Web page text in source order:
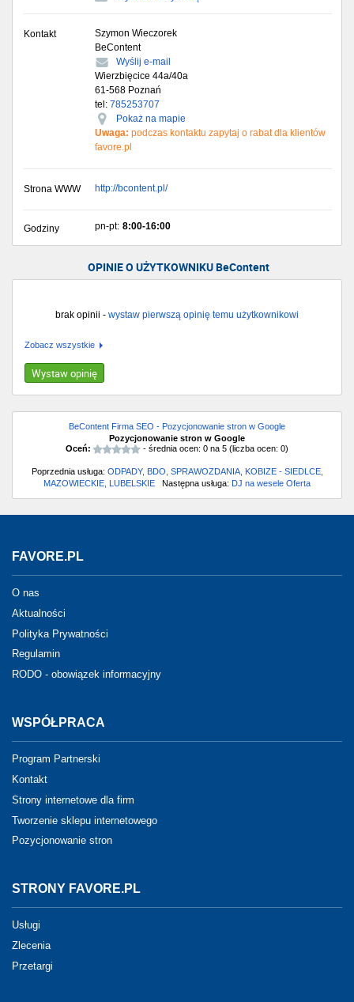
Kontakt
Szymon Wieczorek
BeContent
Wyślij e-mail
Wierzbięcice 44a/40a
61-568 Poznań
tel: 785253707
Pokaż na mapie
Uwaga: podczas kontaktu zapytaj o rabat dla klientów
favore.pl
Strona WWW http://bcontent.pl/
Godziny pn-pt: 8:00-16:00
OPINIE O UŻYTKOWNIKU BeContent
brak opinii - wystaw pierwszą opinię temu użytkownikowi
Zobacz wszystkie
Wystaw opinię
BeContent Firma SEO - Pozycjonowanie stron w Google
Pozycjonowanie stron w Google
Oceń:
- średnia ocen: 0 na 5 (liczba ocen: 0)
Poprzednia usługa: ODPADY, BDO, SPRAWOZDANIA, KOBIZE - SIEDLCE,
MAZOWIECKIE, LUBELSKIE Następna usługa: DJ na wesele Oferta
FAVORE.PL
O nas
Aktualności
Polityka Prywatności
Regulamin
RODO - obowiązek informacyjny
WSPÓŁPRACA
Program Partnerski
Kontakt
Strony internetowe dla firm
Tworzenie sklepu internetowego
Pozycjonowanie stron
STRONY FAVORE.PL
Usługi
Zlecenia
Przetargi